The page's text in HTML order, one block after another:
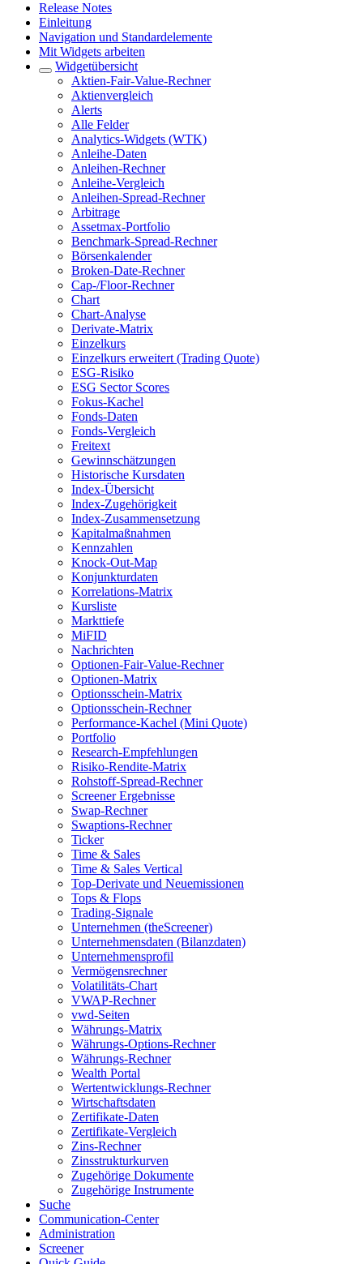
Release Notes
Einleitung
Navigation und Standardelemente
Mit Widgets arbeiten
Widgetübersicht
Aktien-Fair-Value-Rechner
Aktienvergleich
Alerts
Alle Felder
Analytics-Widgets (WTK)
Anleihe-Daten
Anleihen-Rechner
Anleihe-Vergleich
Anleihen-Spread-Rechner
Arbitrage
Assetmax-Portfolio
Benchmark-Spread-Rechner
Börsenkalender
Broken-Date-Rechner
Cap-/Floor-Rechner
Chart
Chart-Analyse
Derivate-Matrix
Einzelkurs
Einzelkurs erweitert (Trading Quote)
ESG-Risiko
ESG Sector Scores
Fokus-Kachel
Fonds-Daten
Fonds-Vergleich
Freitext
Gewinnschätzungen
Historische Kursdaten
Index-Übersicht
Index-Zugehörigkeit
Index-Zusammensetzung
Kapitalmaßnahmen
Kennzahlen
Knock-Out-Map
Konjunkturdaten
Korrelations-Matrix
Kursliste
Markttiefe
MiFID
Nachrichten
Optionen-Fair-Value-Rechner
Optionen-Matrix
Optionsschein-Matrix
Optionsschein-Rechner
Performance-Kachel (Mini Quote)
Portfolio
Research-Empfehlungen
Risiko-Rendite-Matrix
Rohstoff-Spread-Rechner
Screener Ergebnisse
Swap-Rechner
Swaptions-Rechner
Ticker
Time & Sales
Time & Sales Vertical
Top-Derivate und Neuemissionen
Tops & Flops
Trading-Signale
Unternehmen (theScreener)
Unternehmensdaten (Bilanzdaten)
Unternehmensprofil
Vermögensrechner
Volatilitäts-Chart
VWAP-Rechner
vwd-Seiten
Währungs-Matrix
Währungs-Options-Rechner
Währungs-Rechner
Wealth Portal
Wertentwicklungs-Rechner
Wirtschaftsdaten
Zertifikate-Daten
Zertifikate-Vergleich
Zins-Rechner
Zinsstrukturkurven
Zugehörige Dokumente
Zugehörige Instrumente
Suche
Communication-Center
Administration
Screener